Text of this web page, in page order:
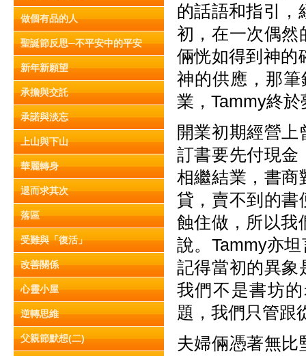
做個有品的人
聖誕節反思─不平安中的平安
新年新願望
承擔與交託
承諾與淡忘
上山與下山
華麗轉身
退而求其次
落區
受難與「復活」
改善關係
心靈小屋
逆轉思維
父親節默想(二)
的話語和指引，
初，在一次偶然
倆恍如得到神的
神的供應，那
業，Tammy終
開業初期經營
訂書要先付現金
相繼結業，書商
貸，賣不到的書
蝕住做，所以我
說。Tammy亦
記得當初的異象
我們不是書坊
題，我們只管跟
夫婦倆憑著無比